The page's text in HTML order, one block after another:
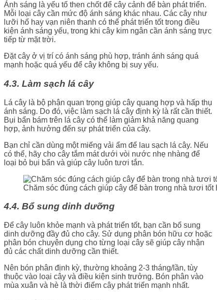
Ánh sáng là yếu tố then chốt để cây cảnh để bàn phát triển.
Mỗi loại cây cần mức độ ánh sáng khác nhau. Các cây như
lưỡi hổ hay vạn niên thanh có thể phát triển tốt trong điều
kiện ánh sáng yếu, trong khi cây kim ngân cần ánh sáng trực
tiếp từ mặt trời.
Đặt cây ở vị trí có ánh sáng phù hợp, tránh ánh sáng quá
mạnh hoặc quá yếu để cây không bị suy yếu.
4.3. Làm sạch lá cây
Lá cây là bộ phận quan trọng giúp cây quang hợp và hấp thụ
ánh sáng. Do đó, việc làm sạch lá cây định kỳ là rất cần thiết.
Bụi bẩn bám trên lá cây có thể làm giảm khả năng quang
hợp, ảnh hưởng đến sự phát triển của cây.
Bạn chỉ cần dùng một miếng vải ẩm để lau sạch lá cây. Nếu
có thể, hãy cho cây tắm mát dưới vòi nước nhẹ nhàng để
loại bỏ bụi bẩn và giúp cây luôn tươi tắn.
Chăm sóc đúng cách giúp cây để bàn trong nhà tươi tốt
4.4. Bổ sung dinh dưỡng
Để cây luôn khỏe mạnh và phát triển tốt, bạn cần bổ sung
dinh dưỡng đầy đủ cho cây. Sử dụng phân bón hữu cơ hoặc
phân bón chuyên dụng cho từng loại cây sẽ giúp cây nhận
đủ các chất dinh dưỡng cần thiết.
Nên bón phân định kỳ, thường khoảng 2-3 tháng/lần, tùy
thuộc vào loại cây và điều kiện sinh trưởng. Bón phân vào
mùa xuân và hè là thời điểm cây phát triển mạnh nhất.